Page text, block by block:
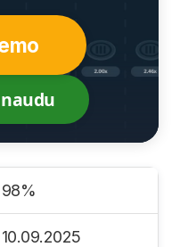
98%
10.09.2025